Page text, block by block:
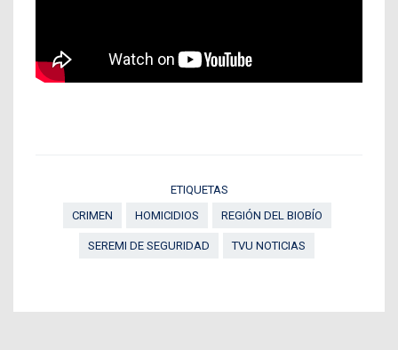
ETIQUETAS
CRIMEN
HOMICIDIOS REGIÓN DEL BIOBÍO
SEREMI DE SEGURIDAD TVU NOTICIAS